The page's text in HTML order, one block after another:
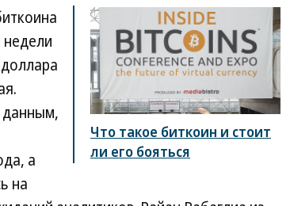
Что такое биткоин и стоит
ли его бояться
недели
данным,
а
на